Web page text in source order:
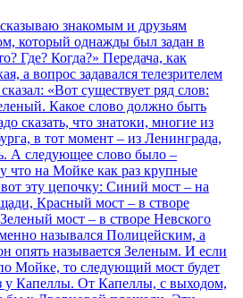
знакомым и друзьям
который однажды был задан в
Где? Когда?» Передача, как
а вопрос задавался телезрителем
«Вот существует ряд слов:
Какое слово должно быть
сказать, что знатоки, многие из
в тот момент – из Ленинграда,
А следующее слово было –
что на Мойке как раз крупные
эту цепочку: Синий мост – на
Красный мост – в створе
мост – в створе Невского
назывался Полицейским, а
опять называется Зеленым. И если
Мойке, то следующий мост будет
у Капеллы. От Капеллы, с выходом,